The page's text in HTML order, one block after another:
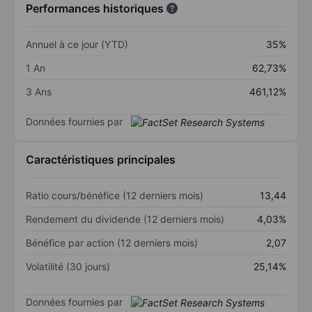
Performances historiques
Annuel à ce jour (YTD)
35%
1 An
62,73%
3 Ans
461,12%
Données fournies par
Caractéristiques principales
Ratio cours/bénéfice (12 derniers mois)
13,44
Rendement du dividende (12 derniers mois)
4,03%
Bénéfice par action (12 derniers mois)
2,07
Volatilité (30 jours)
25,14%
Données fournies par